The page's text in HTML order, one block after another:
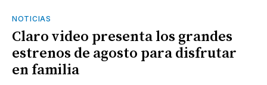
NOTICIAS
Claro video presenta los grandes
estrenos de agosto para disfrutar
en familia